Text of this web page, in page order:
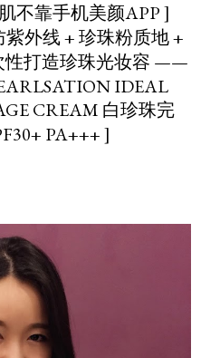
不靠手机美颜APP ]
外线 + 珍珠粉质地 +
性打造珍珠光妆容 ——
IDEAL
CREAM 白珍珠完
PA+++ ]